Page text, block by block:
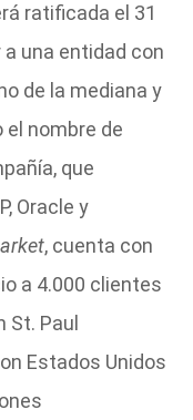
ratificada el 31
a una entidad con
de la mediana y
el nombre de
que
Oracle y
, cuenta con
a 4.000 clientes
St. Paul
Estados Unidos